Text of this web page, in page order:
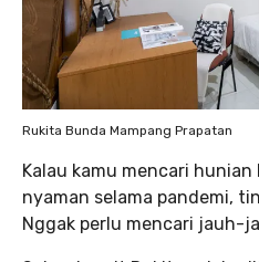
Rukita Bunda Mampang Prapatan
Kalau kamu mencari
nyaman selama pandemi,
Nggak perlu mencari jauh-